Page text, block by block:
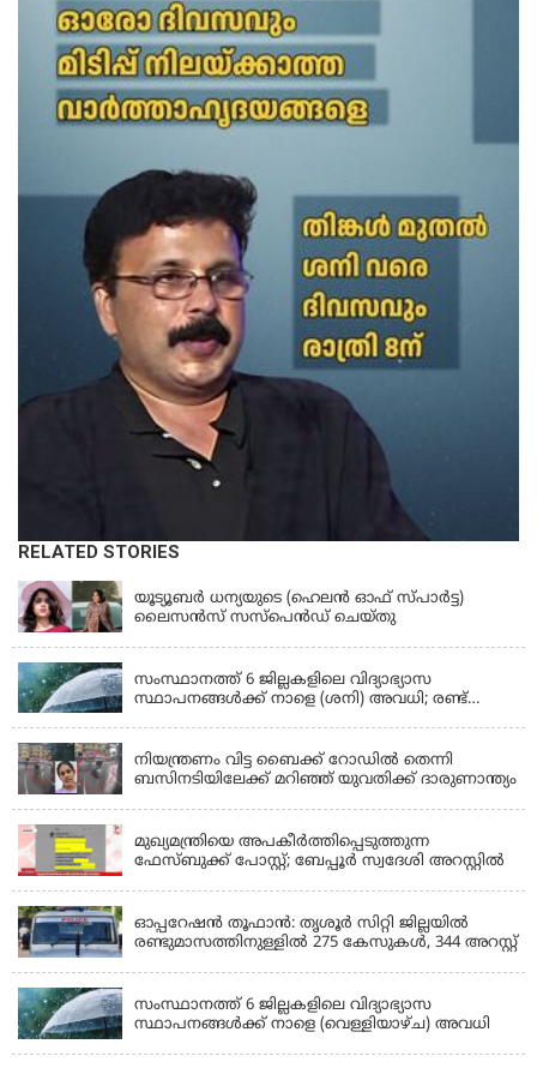
RELATED STORIES
KERALA
യൂട്യൂബർ ധന്യയുടെ (ഹെലൻ ഓഫ് സ്പാർട്ട)
ലൈസൻസ് സസ്‌പെൻഡ് ചെയ്തു
സംസ്ഥാനത്ത് 6 ജില്ലകളിലെ വിദ്യാഭ്യാസ
സ്ഥാപനങ്ങൾക്ക് നാളെ (ശനി) അവധി; രണ്ട്
നിയന്ത്രണം വിട്ട ബൈക്ക് റോഡിൽ തെന്നി
ബസിനടിയിലേക്ക് മറിഞ്ഞ് യുവതിക്ക് ദാരുണാന്ത്യം
മുഖ്യമന്ത്രിയെ അപകീർത്തിപ്പെടുത്തുന്ന
ഫേസ്‌ബുക്ക് പോസ്റ്റ്; ബേപ്പൂർ സ്വദേശി അറസ്റ്റിൽ
ഓപ്പറേഷൻ തൂഫാൻ: തൃശൂർ സിറ്റി ജില്ലയിൽ
രണ്ടുമാസത്തിനുള്ളിൽ 275 കേസുകൾ, 344 അറസ്റ്റ്
സംസ്ഥാനത്ത് 6 ജില്ലകളിലെ വിദ്യാഭ്യാസ
സ്ഥാപനങ്ങൾക്ക് നാളെ (വെള്ളിയാഴ്ച) അവധി